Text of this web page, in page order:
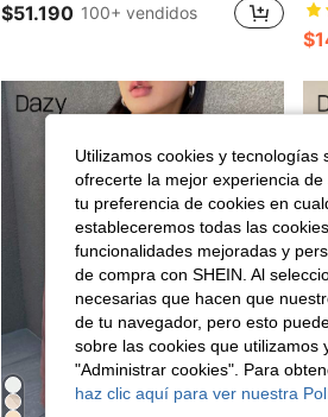
$51.190 100+ vendidos
Utilizamos cookies y
ofrecerte la mejor experiencia
tu preferencia de cookies en
estableceremos todas las
funcionalidades mejoradas y
de compra con SHEIN. Al
necesarias que hacen que
de tu navegador, pero esto
sobre las cookies que utilizamos
"Administrar cookies". Para
haz clic aquí para ver nuestra